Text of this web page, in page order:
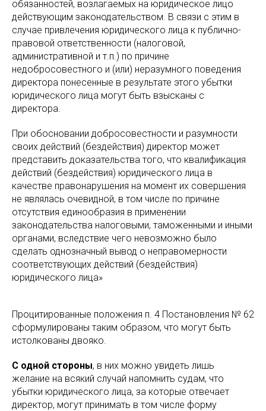
обязанностей, возлагаемых на юридическое лицо
действующим законодательством. В связи с этим в
случае привлечения юридического лица к публично-
правовой ответственности (налоговой,
административной и т.п.) по причине
недобросовестного и (или) неразумного поведения
директора понесенные в результате этого убытки
юридического лица могут быть взысканы с
директора.
При обосновании добросовестности и разумности
своих действий (бездействия) директор может
представить доказательства того, что квалификация
действий (бездействия) юридического лица в
качестве правонарушения на момент их совершения
не являлась очевидной, в том числе по причине
отсутствия единообразия в применении
законодательства налоговыми, таможенными и иными
органами, вследствие чего невозможно было
сделать однозначный вывод о неправомерности
соответствующих действий (бездействия)
юридического лица»
Процитированные положения п. 4 Постановления № 62
сформулированы таким образом, что могут быть
истолкованы двояко.
С одной стороны, в них можно увидеть лишь
желание на всякий случай напомнить судам, что
убытки юридического лица, за которые отвечает
директор, могут принимать в том числе форму